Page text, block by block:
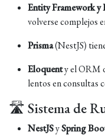
Entity Framework y
volverse complejos
Prisma(NestJS)
Eloquenty el ORM
lentos en consultas
🛣️ Sistema de
NestJSySpring